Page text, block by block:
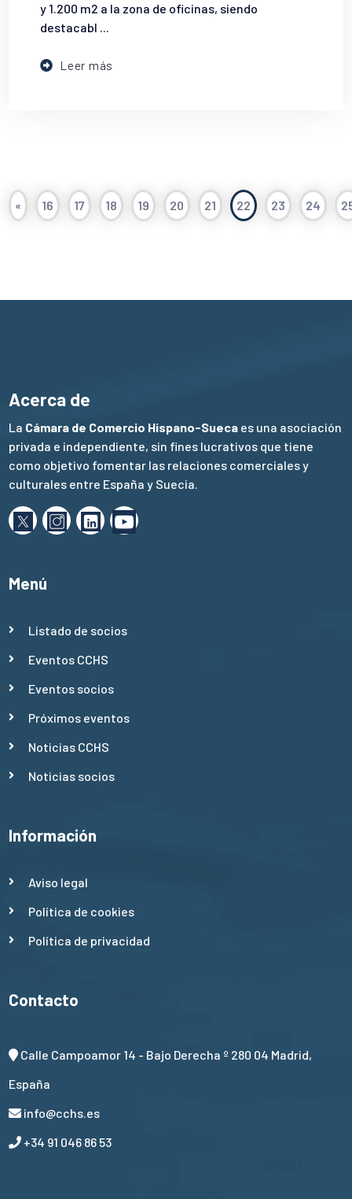
y 1.200 m2 a la zona de oficinas, siendo
destacabl ...
Leer más
« 16 17 18 19 20 21 22 23 24
Acerca de
La Cámara de Comercio Hispano-Sueca es una asociación
privada e independiente, sin fines lucrativos que tiene
como objetivo fomentar las relaciones comerciales y
culturales entre España y Suecia.
Menú
Listado de socios
Eventos CCHS
Eventos socios
Próximos eventos
Noticias CCHS
Noticias socios
Información
Aviso legal
Política de cookies
Política de privacidad
Contacto
Calle Campoamor 14 - Bajo Derecha º 280 04 Madrid,
España
info@cchs.es
+34 91 046 86 53